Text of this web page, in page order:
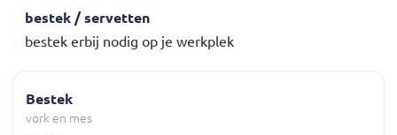
bestek / servetten
bestek erbij nodig op je werkplek
Bestek
vork en mes